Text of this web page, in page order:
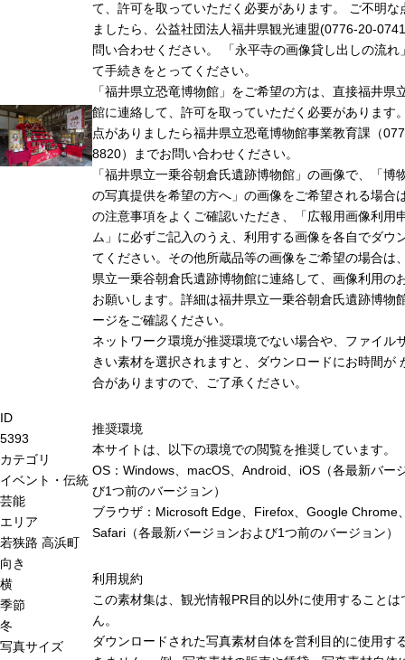
ID
5393
カテゴリ
イベント・伝統
芸能
エリア
若狭路 高浜町
向き
横
季節
冬
写真サイズ
て、許可を取っていただく必要があります。 ご不明な
ましたら、公益社団法人福井県観光連盟(0776-20-
問い合わせください。 「永平寺の画像貸し出しの流れ
て手続きをとってください。
「福井県立恐竜博物館」をご希望の方は、直接福井県
館に連絡して、許可を取っていただく必要があります
点がありましたら福井県立恐竜博物館事業教育課（
8820）までお問い合わせください。
「福井県立一乗谷朝倉氏遺跡博物館」の画像で、「博
の写真提供を希望の方へ」の画像をご希望される場合
の注意事項をよくご確認いただき、「広報用画像利用
ム」に必ずご記入のうえ、利用する画像を各自でダウ
てください。その他所蔵品等の画像をご希望の場合は
県立一乗谷朝倉氏遺跡博物館に連絡して、画像利用の
お願いします。詳細は福井県立一乗谷朝倉氏遺跡博物
ージをご確認ください。
ネットワーク環境が推奨環境でない場合や、ファイル
きい素材を選択されますと、ダウンロードにお時間が
合がありますので、ご了承ください。
推奨環境
本サイトは、以下の環境での閲覧を推奨しています。
OS：Windows、macOS、Android、iOS（各最新バー
び1つ前のバージョン）
ブラウザ：Microsoft Edge、Firefox、Google Chrome
Safari（各最新バージョンおよび1つ前のバージョン）
利用規約
この素材集は、観光情報PR目的以外に使用することは
ん。
ダウンロードされた写真素材自体を営利目的に使用す